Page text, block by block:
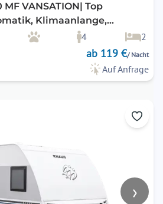
MF VANSATION| Top
Klimaanlange,
Rückfahrkamera, SAT & TV
4
2
ab 119 €/ Nacht
Auf Anfrage
›